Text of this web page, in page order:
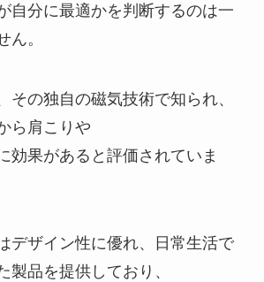
自分に最適かを判断するのは一
ん。
その独自の磁気技術で知られ、
ら肩こりや
効果があると評価されていま
デザイン性に優れ、日常生活で
製品を提供しており、